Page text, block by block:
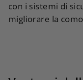
con i sistemi di
migliorare la